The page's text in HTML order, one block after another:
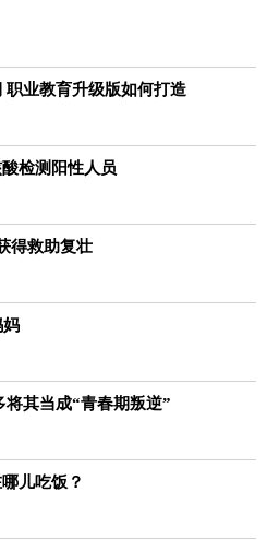
业教育升级版如何打造
检测阳性人员
得救助复壮
妈
其当成“青春期叛逆”
儿吃饭？